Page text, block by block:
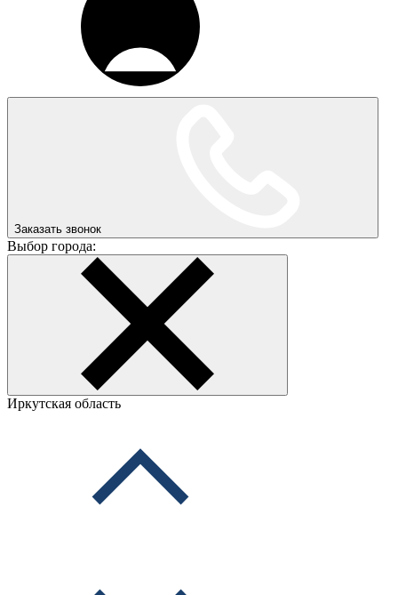
Заказать звонок
Выбор города:
Иркутская область